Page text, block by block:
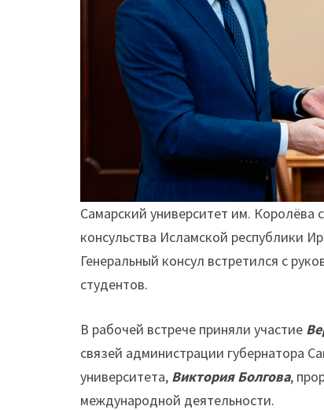
Самарский университет им. Королёва
консульства Исламской республики
Генеральный консул встретился с
студентов.
В рабочей встрече приняли участие
связей администрации губернатора
университета, Виктория Болгова,
международной деятельности.